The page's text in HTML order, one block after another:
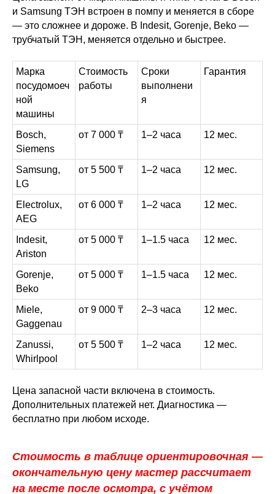
и Samsung ТЭН встроен в помпу и меняется в сборе
— это сложнее и дороже. В Indesit, Gorenje, Beko —
трубчатый ТЭН, меняется отдельно и быстрее.
Марка
посудомоеч
ной
машины
Стоимость
работы
Сроки
выполнени
я
Гарантия
Bosch,
Siemens
от 7 000 ₸ 1–2 часа 12 мес.
Samsung,
LG
от 5 500 ₸ 1–2 часа 12 мес.
Electrolux,
AEG
от 6 000 ₸ 1–2 часа 12 мес.
Indesit,
Ariston
от 5 000 ₸ 1–1.5 часа 12 мес.
Gorenje,
Beko
от 5 000 ₸ 1–1.5 часа 12 мес.
Miele,
Gaggenau
от 9 000 ₸ 2–3 часа 12 мес.
Zanussi,
Whirlpool
от 5 500 ₸ 1–2 часа 12 мес.
Цена запасной части включена в стоимость.
Дополнительных платежей нет. Диагностика —
бесплатно при любом исходе.
Стоимость в таблице ориентировочная —
окончательную цену мастер рассчитает
на месте после осмотра, с учётом